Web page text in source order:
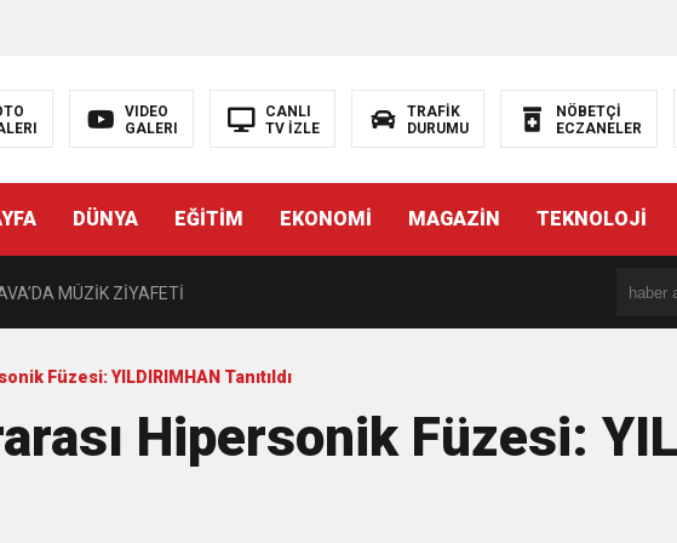
VIDEO
GALERI
CANLI
TV İZLE
TRAFİK
DURUMU
NÖBETÇİ
ECZANELER
DÜNYA EĞİTİM EKONOMİ MAGAZİN TEKNOLOJİ
ÇOCUKLAR DA ŞEN ŞAKRAK
Nabzını Sahada Tuttu
MÜZİK ZİYAFETİ
Eğlendirmeye Devam Ediyor
Destek
Füzesi: YILDIRIMHAN Tanıtıldı
Hipersonik Füzesi: